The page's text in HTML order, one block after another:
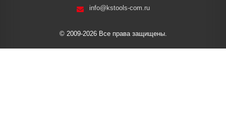
info@kstools-com.ru
© 2009-2026 Все права защищены.